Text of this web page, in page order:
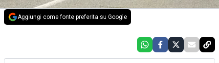
Aggiungi come fonte preferita su Google